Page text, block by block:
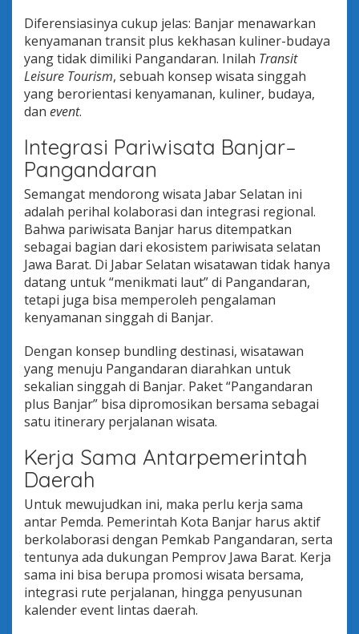
Diferensiasinya cukup jelas: Banjar menawarkan
kenyamanan transit plus kekhasan kuliner-budaya
yang tidak dimiliki Pangandaran. Inilah Transit
Leisure Tourism, sebuah konsep wisata singgah
yang berorientasi kenyamanan, kuliner, budaya,
dan event.
Integrasi Pariwisata Banjar–
Pangandaran
Semangat mendorong wisata Jabar Selatan ini
adalah perihal kolaborasi dan integrasi regional.
Bahwa pariwisata Banjar harus ditempatkan
sebagai bagian dari ekosistem pariwisata selatan
Jawa Barat. Di Jabar Selatan wisatawan tidak hanya
datang untuk “menikmati laut” di Pangandaran,
tetapi juga bisa memperoleh pengalaman
kenyamanan singgah di Banjar.
Dengan konsep bundling destinasi, wisatawan
yang menuju Pangandaran diarahkan untuk
sekalian singgah di Banjar. Paket “Pangandaran
plus Banjar” bisa dipromosikan bersama sebagai
satu itinerary perjalanan wisata.
Kerja Sama Antarpemerintah
Daerah
Untuk mewujudkan ini, maka perlu kerja sama
antar Pemda. Pemerintah Kota Banjar harus aktif
berkolaborasi dengan Pemkab Pangandaran, serta
tentunya ada dukungan Pemprov Jawa Barat. Kerja
sama ini bisa berupa promosi wisata bersama,
integrasi rute perjalanan, hingga penyusunan
kalender event lintas daerah.